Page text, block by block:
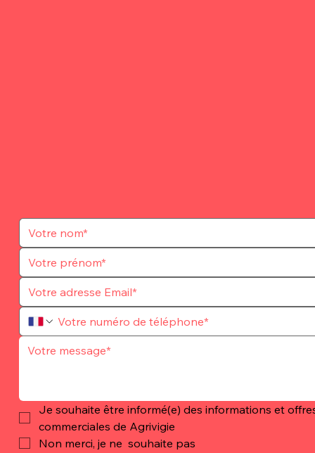
Je souhaite être informé(e) des informations et
commerciales de Agrivigie
Non merci, je ne  souhaite pas